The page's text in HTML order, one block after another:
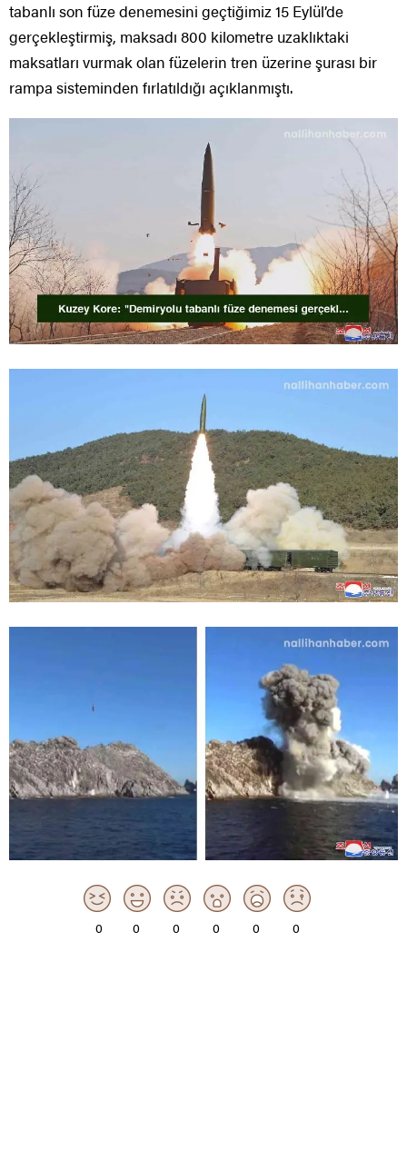
tabanlı son füze denemesini geçtiğimiz 15 Eylül’de
gerçekleştirmiş, maksadı 800 kilometre uzaklıktaki
maksatları vurmak olan füzelerin tren üzerine şurası bir
rampa sisteminden fırlatıldığı açıklanmıştı.
0 0 0 0 0 0